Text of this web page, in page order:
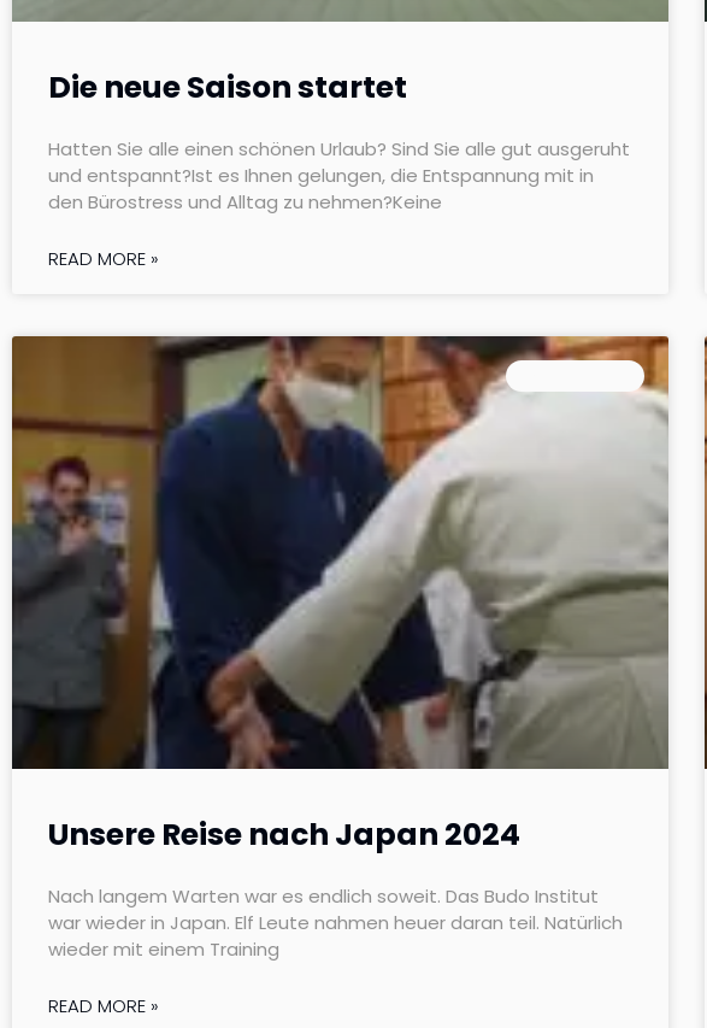
Die neue Saison startet
Hatten Sie alle einen schönen Urlaub? Sind Sie alle gut ausgeruht
und entspannt?Ist es Ihnen gelungen, die Entspannung mit in
den Bürostress und Alltag zu nehmen?Keine
READ MORE »
Unsere Reise nach Japan 2024
Nach langem Warten war es endlich soweit. Das Budo Institut
war wieder in Japan. Elf Leute nahmen heuer daran teil. Natürlich
wieder mit einem Training
READ MORE »